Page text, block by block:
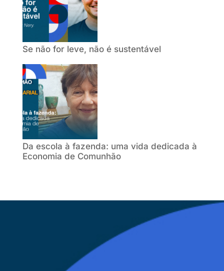
Se não for leve, não é sustentável
Da escola à fazenda: uma vida dedicada à
Economia de Comunhão